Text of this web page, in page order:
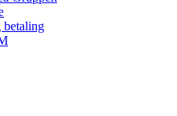
betaling